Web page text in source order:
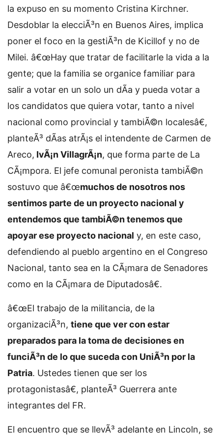
la expuso en su momento Cristina Kirchner.
Desdoblar la elecciÃ³n en Buenos Aires, implica
poner el foco en la gestiÃ³n de Kicillof y no de
Milei. â€œHay que tratar de facilitarle la vida a la
gente; que la familia se organice familiar para
salir a votar en un solo un dÃ­a y pueda votar a
los candidatos que quiera votar, tanto a nivel
nacional como provincial y tambiÃ©n localesâ€,
planteÃ³ dÃ­as atrÃ¡s el intendente de Carmen de
Areco, IvÃ¡n VillagrÃ¡n, que forma parte de La
CÃ¡mpora. El jefe comunal peronista tambiÃ©n
sostuvo que â€œmuchos de nosotros nos
sentimos parte de un proyecto nacional y
entendemos que tambiÃ©n tenemos que
apoyar ese proyecto nacional y, en este caso,
defendiendo al pueblo argentino en el Congreso
Nacional, tanto sea en la CÃ¡mara de Senadores
como en la CÃ¡mara de Diputadosâ€.
â€œEl trabajo de la militancia, de la
organizaciÃ³n, tiene que ver con estar
preparados para la toma de decisiones en
funciÃ³n de lo que suceda con UniÃ³n por la
Patria. Ustedes tienen que ser los
protagonistasâ€, planteÃ³ Guerrera ante
integrantes del FR.
El encuentro que se llevÃ³ adelante en Lincoln, se